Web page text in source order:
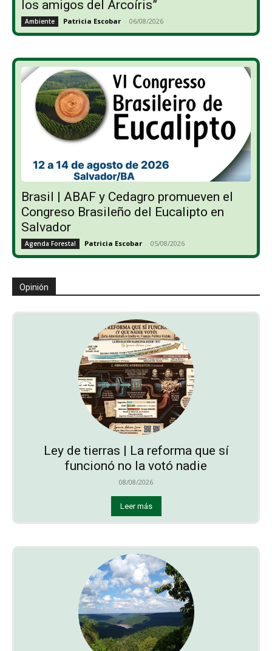
los amigos del Arcoíris”
Ambiente Patricia Escobar - 06/08/2026
Brasil | ABAF y Cedagro promueven el
Congreso Brasileño del Eucalipto en
Salvador
Agenda Forestal Patricia Escobar - 05/08/2026
Opinión
Ley de tierras | La reforma que sí
funcionó no la votó nadie
08/08/2026
Leer más